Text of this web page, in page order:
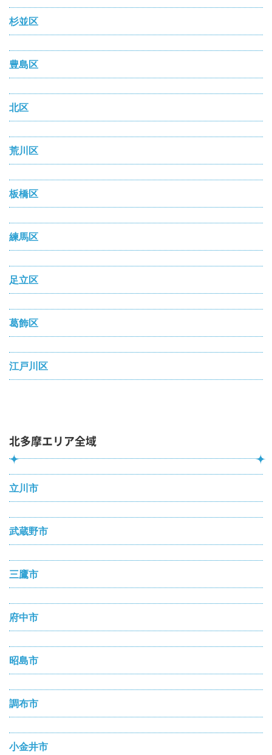
杉並区
豊島区
北区
荒川区
板橋区
練馬区
足立区
葛飾区
江戸川区
北多摩エリア全域
立川市
武蔵野市
三鷹市
府中市
昭島市
調布市
小金井市